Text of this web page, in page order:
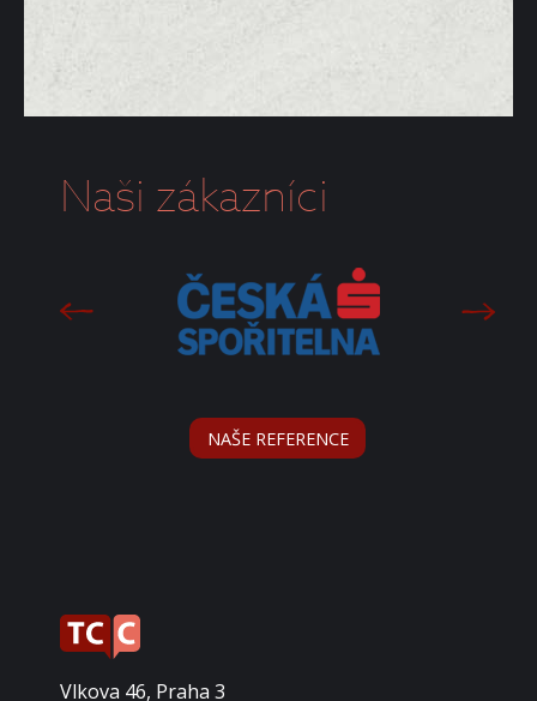
Naši zákazníci
NAŠE REFERENCE
Vlkova 46, Praha 3